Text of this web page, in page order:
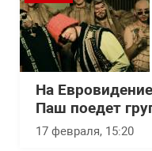
На
Паш поедет
17 февраля, 15:20